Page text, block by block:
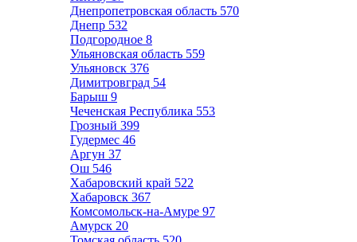
Днепропетровская область 570
Днепр 532
Подгородное 8
Ульяновская область 559
Ульяновск 376
Димитровград 54
Барыш 9
Чеченская Республика 553
Грозный 399
Гудермес 46
Аргун 37
Ош 546
Хабаровский край 522
Хабаровск 367
Комсомольск-на-Амуре 97
Амурск 20